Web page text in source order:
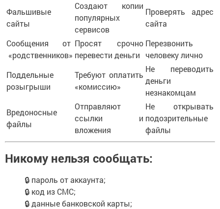
Фальшивые
сайты
Создают копии
популярных
сервисов
Проверять адрес
сайта
Сообщения от
«родственников»
Просят срочно
перевести деньги
Перезвонить
человеку лично
Поддельные
розыгрыши
Требуют оплатить
«комиссию»
Не переводить
деньги
незнакомцам
Вредоносные
файлы
Отправляют
ссылки и
вложения
Не открывать
подозрительные
файлы
Никому нельзя сообщать:
🔒 пароль от аккаунта;
🔒 код из СМС;
🔒 данные банковской карты;